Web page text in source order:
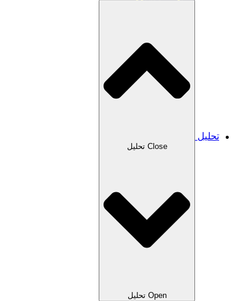
تحلیل
Close تحلیل
Open تحلیل